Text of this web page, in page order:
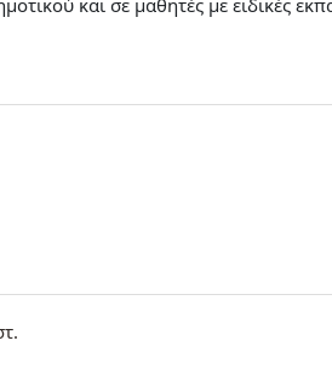
και σε μαθητές με ειδικές